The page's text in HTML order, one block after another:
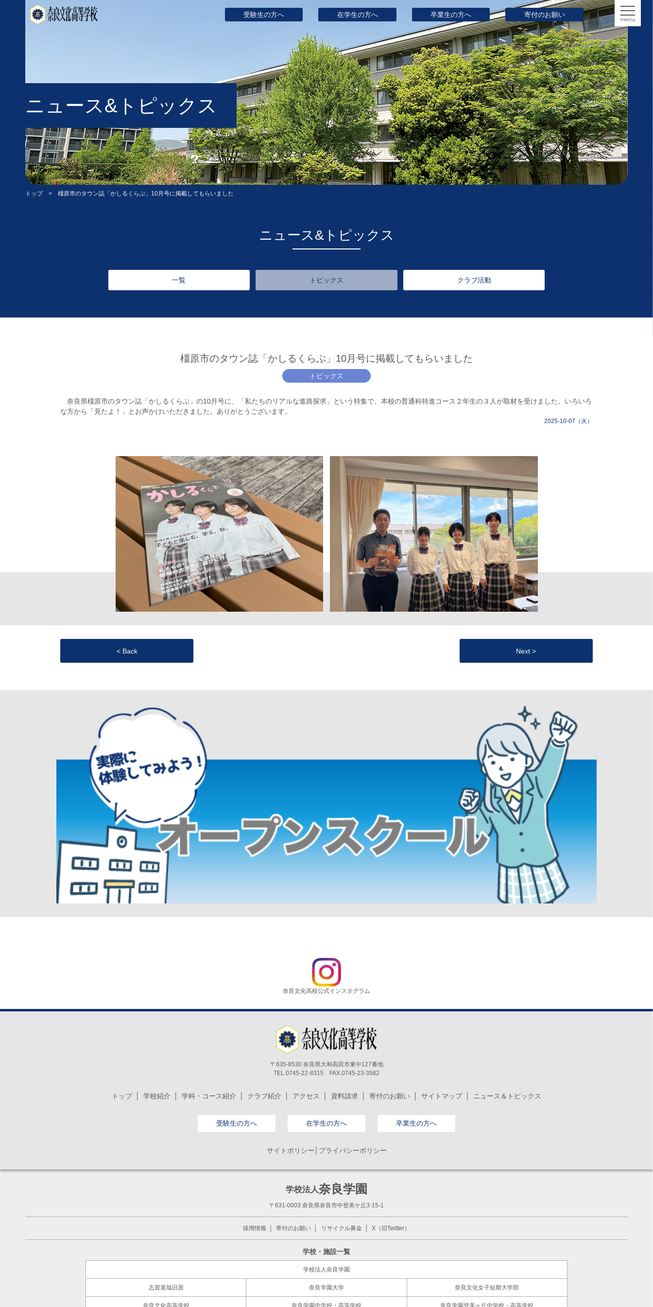
受験生の方へ 在学生の方へ 卒業生の方へ 寄付のお願い
ニュース&トピックス
トップ> 橿原市のタウン誌「かしるくらぶ」10月号に掲載してもらいました
ニュース&トピックス
一覧 トピックス クラブ活動
橿原市のタウン誌「かしるくらぶ」10月号に掲載してもらいました
トピックス
奈良県橿原市のタウン誌「かしるくらぶ」の10月号に、「私たちのリアルな進路探求」という特集で、本校の普通科特進コース２年生の３人が取材を受けました。いろいろ
な方から「見たよ！」とお声かけいただきました。ありがとうございます。
2025-10-07（火）
< Back Next >
奈良文化高校公式インスタグラム
〒635-8530 奈良県大和高田市東中127番地
TEL.0745-22-8315 FAX.0745-23-3582
トップ 学校紹介 学科・コース紹介 クラブ紹介 アクセス 資料請求 寄付のお願い サイトマップ ニュース＆トピックス
受験生の方へ 在学生の方へ 卒業生の方へ
サイトポリシー│プライバシーポリシー
学校法人奈良学園
〒631-0003 奈良県奈良市中登美ケ丘3-15-1
採用情報 寄付のお願い リサイクル募金 X（旧Twitter）
学校・施設一覧
学校法人奈良学園
志賀直哉旧居 奈良学園大学 奈良文化女子短期大学部
奈良文化高等学校 奈良学園中学校・高等学校 奈良学園登美ヶ丘中学校・高等学校